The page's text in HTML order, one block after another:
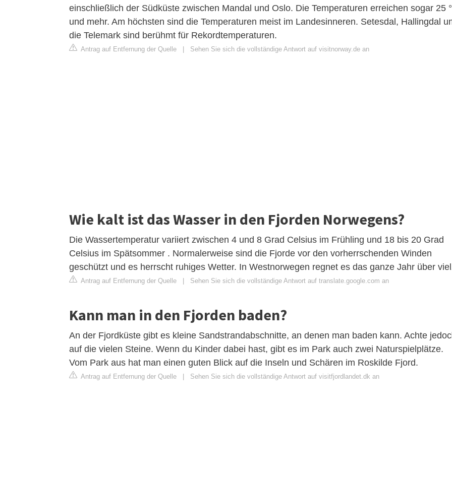
einschließlich der Südküste zwischen Mandal und Oslo. Die Temperaturen erreichen sogar 25
und mehr. Am höchsten sind die Temperaturen meist im Landesinneren. Setesdal, Hallingdal
die Telemark sind berühmt für Rekordtemperaturen.
Antrag auf Entfernung der Quelle Sehen Sie sich die vollständige Antwort auf visitnorway.de an
Wie kalt ist das Wasser in den Fjorden Norwegens?
Die Wassertemperatur variiert zwischen 4 und 8 Grad Celsius im Frühling und 18 bis 20 Grad
Celsius im Spätsommer . Normalerweise sind die Fjorde vor den vorherrschenden Winden
geschützt und es herrscht ruhiges Wetter. In Westnorwegen regnet es das ganze Jahr über
Antrag auf Entfernung der Quelle Sehen Sie sich die vollständige Antwort auf translate.google.com an
Kann man in den Fjorden baden?
An der Fjordküste gibt es kleine Sandstrandabschnitte, an denen man baden kann. Achte
auf die vielen Steine. Wenn du Kinder dabei hast, gibt es im Park auch zwei Naturspielplätze.
Vom Park aus hat man einen guten Blick auf die Inseln und Schären im Roskilde Fjord.
Antrag auf Entfernung der Quelle Sehen Sie sich die vollständige Antwort auf visitfjordlandet.dk an